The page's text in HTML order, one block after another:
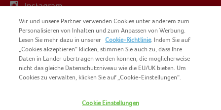
Instagram
YouTube
SITEMAP
Wir und unsere Partner verwenden Cookies unter anderem zum
Personalisieren von Inhalten und zum Anpassen von Werbung.
Lesen Sie mehr dazu in unserer Cookie-Richtlinie. Indem Sie auf
„Cookies akzeptieren“ klicken, stimmen Sie auch zu, dass Ihre
Daten in Länder übertragen werden können, die möglicherweise
nicht das gleiche Datenschutzniveau wie die EU/UK bieten. Um
Cookies zu verwalten, klicken Sie auf „Cookie-Einstellungen“.
Cookie Einstellungen